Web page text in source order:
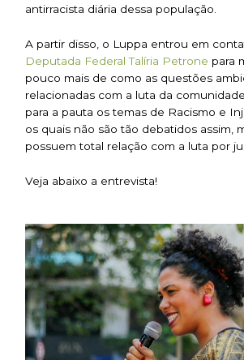
antirracista diária dessa população.
A partir disso, o Luppa entrou em
Deputada Federal Talíria Petrone para
pouco mais de como as questões
relacionadas com a luta da
para a pauta os temas de Racismo e
os quais não são tão debatidos assim,
possuem total relação com a luta por
Veja abaixo a entrevista!